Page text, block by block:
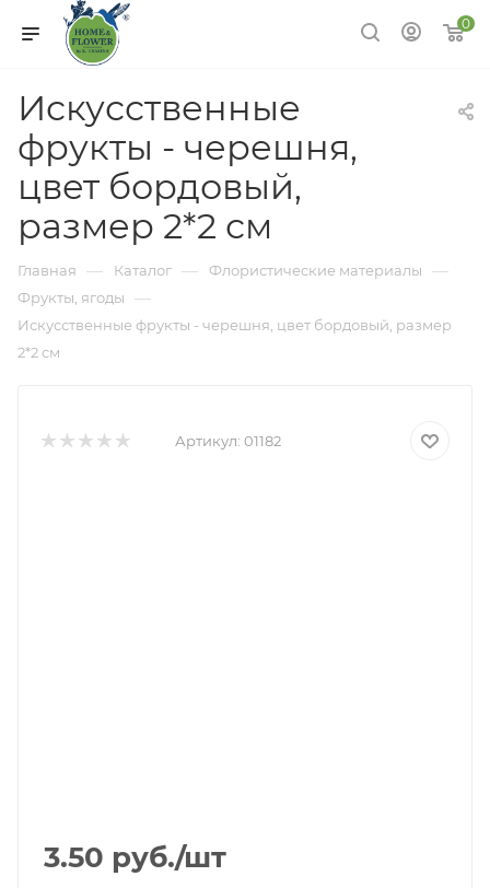
0
Искусственные
фрукты - черешня,
цвет бордовый,
размер 2*2 см
Главная — Каталог — Флористические материалы —
Фрукты, ягоды —
Искусственные фрукты - черешня, цвет бордовый, размер
2*2 см
Артикул: 01182
3.50 руб./шт